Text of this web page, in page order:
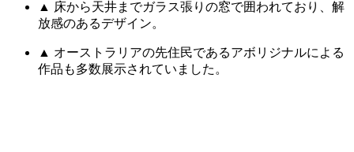
▲ 床から天井までガラス張りの窓で囲われており、解
放感のあるデザイン。
▲ オーストラリアの先住民であるアボリジナルによる
作品も多数展示されていました。